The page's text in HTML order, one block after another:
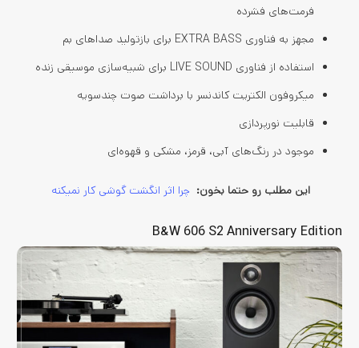
فرمت‌های فشرده
مجهز به فناوری EXTRA BASS برای بازتولید صداهای بم
استفاده از فناوری LIVE SOUND برای شبیه‌سازی موسیقی زنده
میکروفون الکتریت کاندنسر با برداشت صوت چندسویه
قابلیت نورپردازی
موجود در رنگ‌های آبی، قرمز، مشکی و قهوه‌ای
این مطلب رو حتما بخون: چرا اثر انگشت گوشی کار نمیکنه
B&W 606 S2 Anniversary Edition